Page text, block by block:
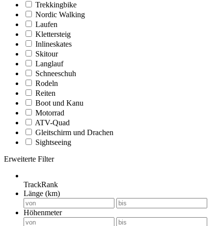
Trekkingbike
Nordic Walking
Laufen
Klettersteig
Inlineskates
Skitour
Langlauf
Schneeschuh
Rodeln
Reiten
Boot und Kanu
Motorrad
ATV-Quad
Gleitschirm und Drachen
Sightseeing
Erweiterte Filter
TrackRank
Länge (km)
Höhenmeter